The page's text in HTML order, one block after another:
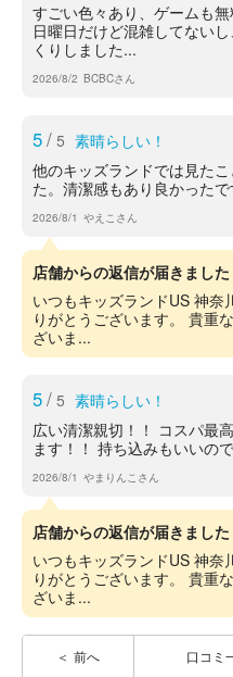
すごい色々あり、ゲームも
日曜日だけど混雑してない
くりしました...
2026/8/2 BCBCさん
5/ 5 素晴らしい！
他のキッズランドでは見た
た。清潔感もあり良かった
2026/8/1 やえこさん
店舗からの返信が届きました
いつもキッズランドUS 神奈
りがとうございます。 貴重
ざいま...
5/ 5 素晴らしい！
広い清潔親切！！ コスパ最
ます！！ 持ち込みもいいの
2026/8/1 やまりんこさん
店舗からの返信が届きました
いつもキッズランドUS 神奈
りがとうございます。 貴重
ざいま...
前へ 口コミ